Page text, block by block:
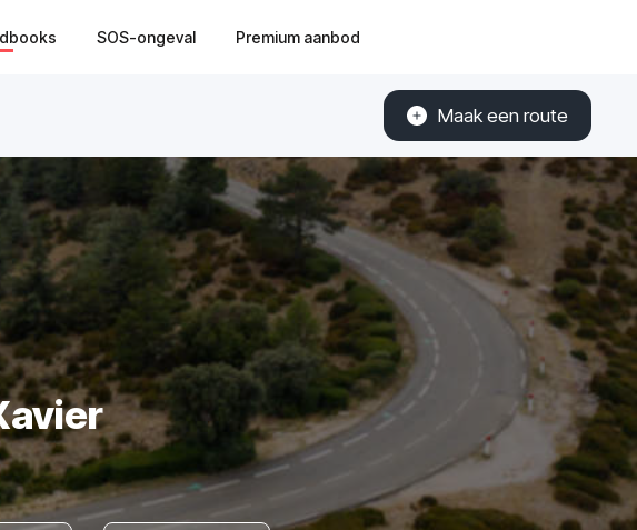
SOS-ongeval Premium aanbod
Maak een route